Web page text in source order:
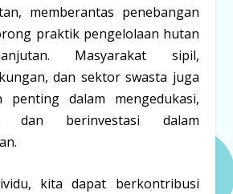
memberantas penebangan
praktik pengelolaan hutan
Masyarakat sipil,
dan sektor swasta juga
penting dalam mengedukasi,
dan berinvestasi dalam
kita dapat berkontribusi